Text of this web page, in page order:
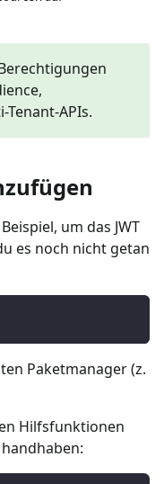
APIs.
um das JWT
es noch nicht getan
Paketmanager (z.
Hilfsfunktionen